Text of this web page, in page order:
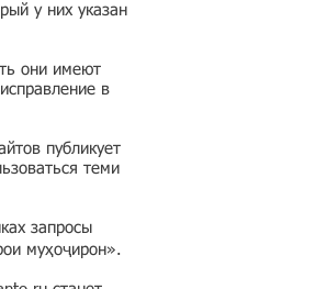
у них указан
они имеют
в
публикует
теми
запросы
муҳоҷирон».